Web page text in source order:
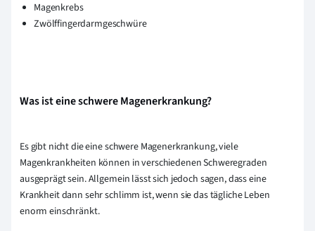
Magenkrebs
Zwölffingerdarmgeschwüre
Was ist eine schwere Magenerkrankung?
Es gibt nicht die eine schwere Magenerkrankung, viele
Magenkrankheiten können in verschiedenen Schweregraden
ausgeprägt sein. Allgemein lässt sich jedoch sagen, dass eine
Krankheit dann sehr schlimm ist, wenn sie das tägliche Leben
enorm einschränkt.